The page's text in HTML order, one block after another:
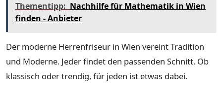
Thementipp: Nachhilfe für Mathematik in Wien
finden - Anbieter
Der moderne Herrenfriseur in Wien vereint Tradition
und Moderne. Jeder findet den passenden Schnitt. Ob
klassisch oder trendig, für jeden ist etwas dabei.